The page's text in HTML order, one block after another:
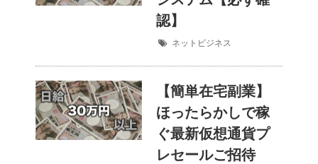
認】
ネットビジネス
【簡単在宅副業】
ほったらかしで稼
ぐ最新仮想通貨プ
レセールご招待